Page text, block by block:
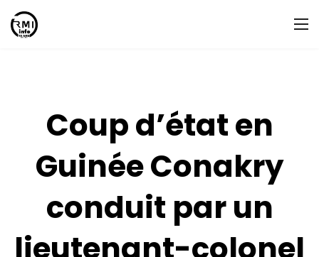
Coup d’état en
Guinée Conakry
conduit par un